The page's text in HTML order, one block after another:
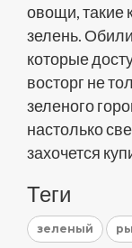
овощи, такие
зелень.
которые
восторг не
зеленого
настолько
захочется
Теги
зеленый